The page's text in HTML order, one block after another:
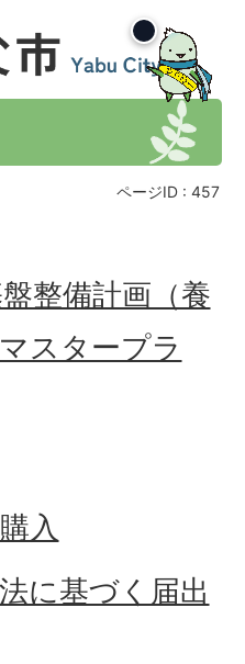
ページID : 457
整備計画（養
スタープラ
入
に基づく届出